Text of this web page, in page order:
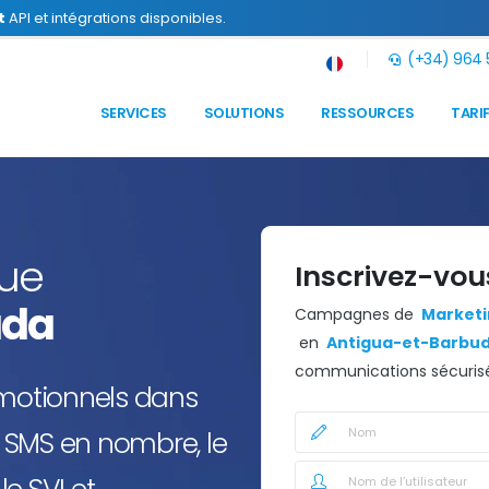
API et intégrations disponibles.
(+34) 964
SERVICES SOLUTIONS RESSOURCES
dans
en nombre, le
Inscrivez-
Campagnes de
en Antigua-et-
communications